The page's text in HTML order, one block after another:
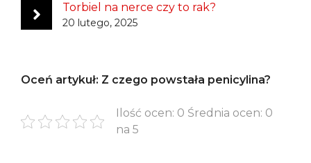
Torbiel na nerce czy to rak?
20 lutego, 2025
Oceń artykuł: Z czego powstała penicylina?
Ilość ocen: 0 Średnia ocen: 0
na 5